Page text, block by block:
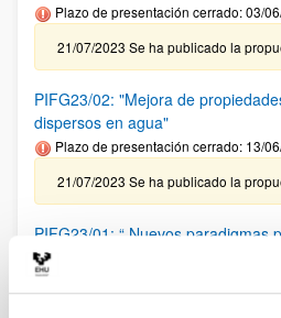
Plazo de presentación cerrado: 03/
21/07/2023 Se ha publicado la
PIFG23/02: "Mejora de
dispersos en agua"
Plazo de presentación cerrado: 13/
21/07/2023 Se ha publicado la
PIFG23/01: “ Nuevos paradigmas
comunicación basados en
artificial”